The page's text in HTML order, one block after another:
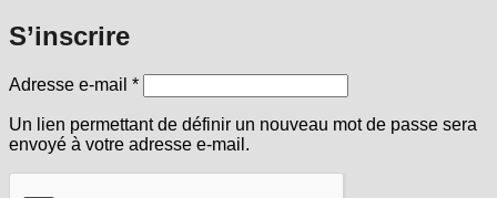
S’inscrire
Adresse e-mail *Obligatoire
Un lien permettant de définir un nouveau mot de passe sera
envoyé à votre adresse e-mail.